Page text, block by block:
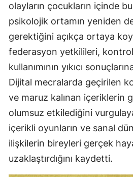
olayların çocukların içinde
psikolojik ortamın yeniden
gerektiğini açıkça ortaya
federasyon yetkilileri,
kullanımının yıkıcı
Dijital mecralarda geçirilen
ve maruz kalınan içeriklerin
olumsuz etkilediğini
içerikli oyunların ve sanal
ilişkilerin bireyleri gerçek
uzaklaştırdığını kaydetti.